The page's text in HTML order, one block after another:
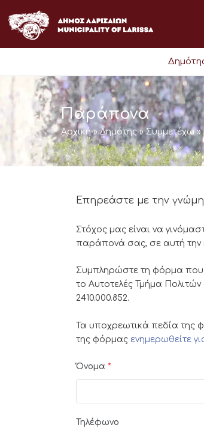
στο
περιεχόμενο
Παράπονα
Αρχική»Δημότης»Συμμετέχω»
Επηρεάστε με την
Στόχος μας είναι να
παράπονά σας, σε αυτή την
Συμπληρώστε τη φόρμα που
το Αυτοτελές Τμήμα Πολιτών
2410.000.852.
Τα υποχρεωτικά πεδία της
της φόρμας ενημερωθείτε
Όνομα *
Τηλέφωνο